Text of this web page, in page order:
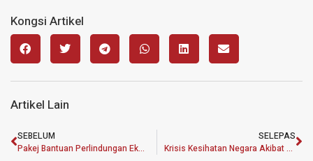
Kongsi Artikel
Artikel Lain
SEBELUM
Pakej Bantuan Perlindungan Ekonomi & Rakyat Malaysia: Kesinambungan Perancangan Wawasan Kemakmuran Bersama (WKB)
SELEPAS
Krisis Kesihatan Negara Akibat Pandemik : Kesihatan Mental & Ekonomi